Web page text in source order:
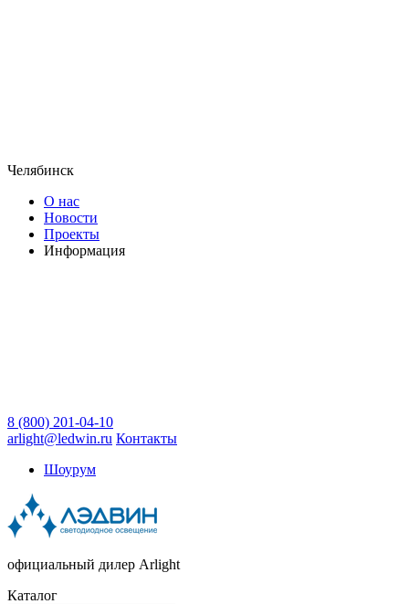
Челябинск
О нас
Новости
Проекты
Информация
8 (800) 201-04-10
arlight@ledwin.ru Контакты
Шоурум
официальный дилер Arlight
Каталог